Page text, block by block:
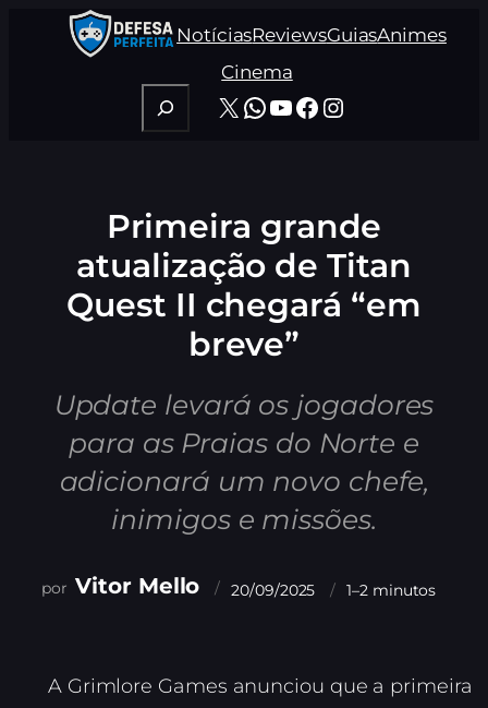
NotíciasReviewsGuiasAnimes
Cinema
Pesquisar
X WhatsApp
Youtube
Facebook
Instagram
Primeira grande
atualização de Titan
Quest II chegará “em
breve”
Update levará os jogadores
para as Praias do Norte e
adicionará um novo chefe,
inimigos e missões.
Vitor Mello 20/09/2025 1–2 minutos
A Grimlore Games anunciou que a primeira